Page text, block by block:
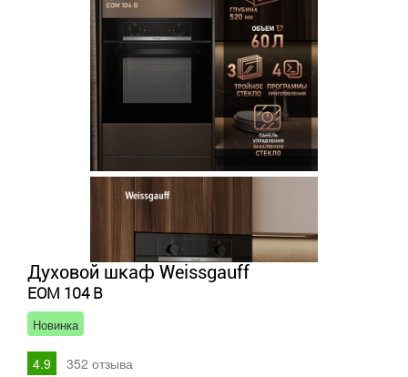
Духовой шкаф Weissgauff
EOM 104 B
Новинка
4.9 352 отзыва